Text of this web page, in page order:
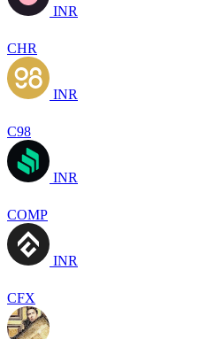
INR
CHR
INR
C98
INR
COMP
INR
CFX